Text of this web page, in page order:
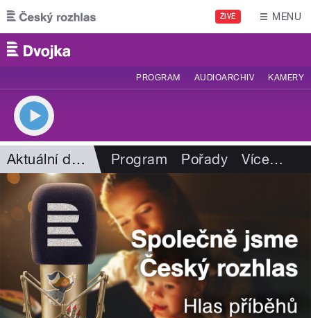
Přejít k hlavnímu obsahu
ŽIVĚ MENU
PROGRAM AUDIOARCHIV KAMERY
Aktuální dění Program Pořady Více…